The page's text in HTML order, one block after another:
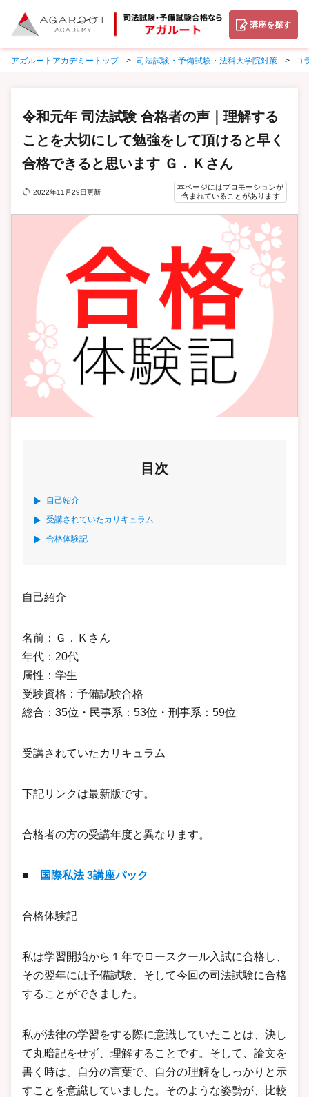
講座を探す
アガルートアカデミートップ 司法試験・予備試験・法科大学院対策 コ
令和元年 司法試験 合格者の声｜理解する
ことを大切にして勉強をして頂けると早く
合格できると思います Ｇ．Ｋさん
2022年11月29日更新
本ページにはプロモーションが
含まれていることがあります
目次
自己紹介
受講されていたカリキュラム
合格体験記
自己紹介
名前：Ｇ．Ｋさん
年代：20代
属性：学生
受験資格：予備試験合格
総合：35位・民事系：53位・刑事系：59位
受講されていたカリキュラム
下記リンクは最新版です。
合格者の方の受講年度と異なります。
■ 国際私法 3講座パック
合格体験記
私は学習開始から１年でロースクール入試に合格し、
その翌年には予備試験、そして今回の司法試験に合格
することができました。
私が法律の学習をする際に意識していたことは、決し
て丸暗記をせず、理解することです。そして、論文を
書く時は、自分の言葉で、自分の理解をしっかりと示
すことを意識していました。そのような姿勢が、比較